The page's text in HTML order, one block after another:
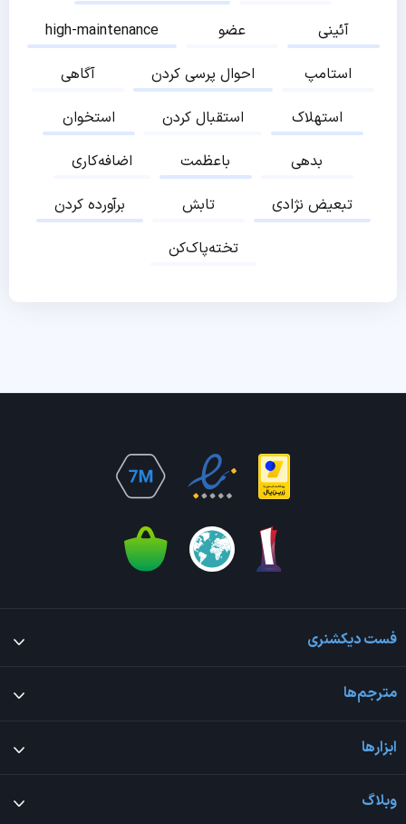
high-maintenance
عضو
آئینی
آگاهی
احوال پرسی کردن
استامپ
استخوان
استقبال کردن
استهلاک
اضافه‌کاری
باعظمت
بدهی
برآورده کردن
تابش
تبعیض نژادی
تخته‌پاک‌کن
فست دیکشنری
مترجم‌ها
ابزارها
وبلاگ